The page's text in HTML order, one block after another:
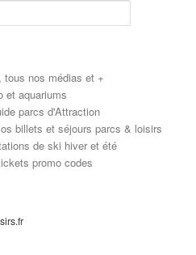
nos médias et +
et aquariums
parcs d'Attraction
billets et séjours parcs & loisirs
de ski hiver et été
promo codes